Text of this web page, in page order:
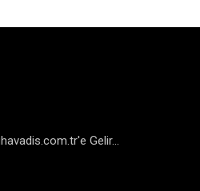
Gelir...